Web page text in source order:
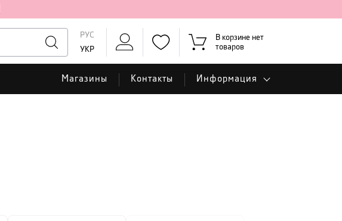
РУС
УКР
В корзине нет
товаров
Магазины Контакты Информация